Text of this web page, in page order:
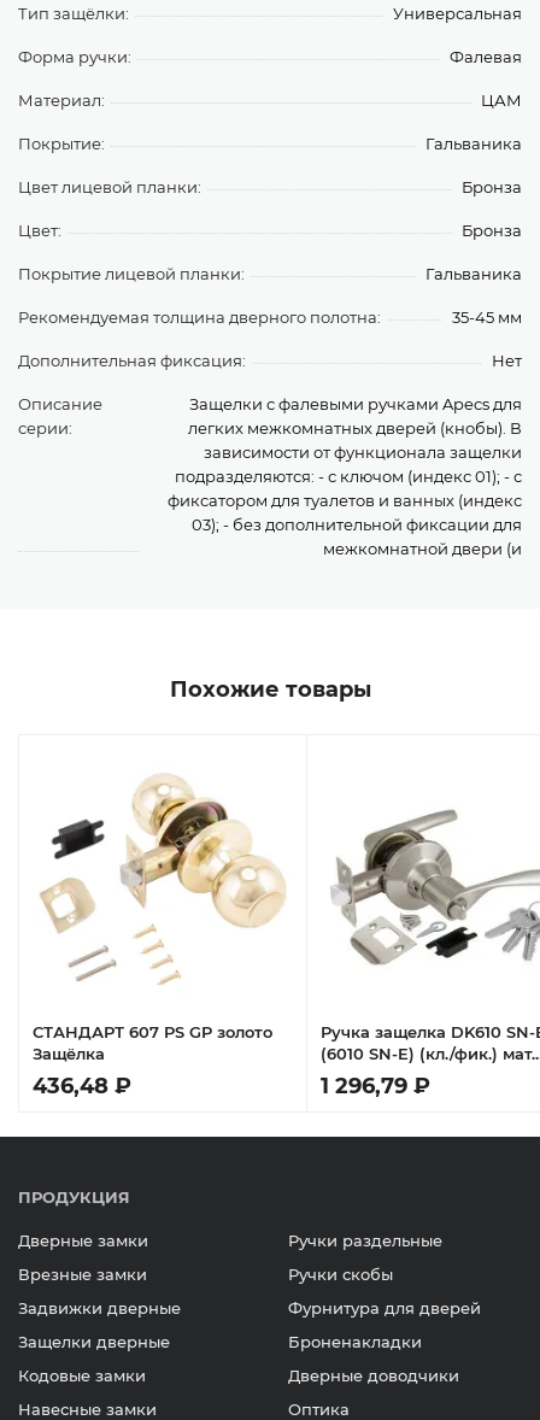
Тип защёлки: Универсальная
Форма ручки: Фалевая
Материал: ЦАМ
Покрытие: Гальваника
Цвет лицевой планки: Бронза
Цвет: Бронза
Покрытие лицевой планки: Гальваника
Рекомендуемая толщина дверного полотна: 35-45 мм
Дополнительная фиксация: Нет
Описание
серии:
Защелки с фалевыми ручками Apecs для
легких межкомнатных дверей (кнобы). В
зависимости от функционала защелки
подразделяются: - с ключом (индекс 01); - с
фиксатором для туалетов и ванных (индекс
03); - без дополнительной фиксации для
межкомнатной двери (и
Похожие товары
СТАНДАРТ 607 PS GP золото
Защёлка
436,48 ₽
Ручка защелка DK610 SN-
(6010 SN-E) (кл./фик.) мат.
никель
1 296,79 ₽
ПРОДУКЦИЯ
Дверные замки
Врезные замки
Задвижки дверные
Защелки дверные
Кодовые замки
Навесные замки
Ручки раздельные
Ручки скобы
Фурнитура для дверей
Броненакладки
Дверные доводчики
Оптика